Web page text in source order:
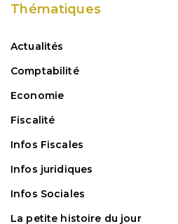
Thématiques
Actualités
Comptabilité
Economie
Fiscalité
Infos Fiscales
Infos juridiques
Infos Sociales
La petite histoire du jour